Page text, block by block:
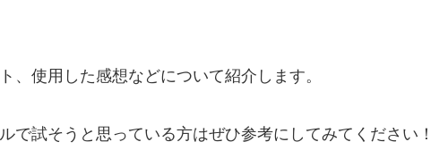
、使用した感想などについて紹介します。
で試そうと思っている方はぜひ参考にしてみてください！